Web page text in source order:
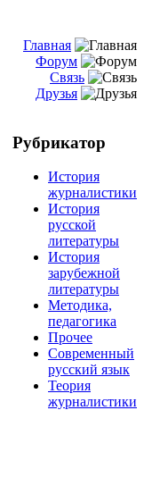
Главная
Форум
Связь
Друзья
Рубрикатор
История
журналистики
История
русской
литературы
История
зарубежной
литературы
Методика,
педагогика
Прочее
Современный
русский язык
Теория
журналистики